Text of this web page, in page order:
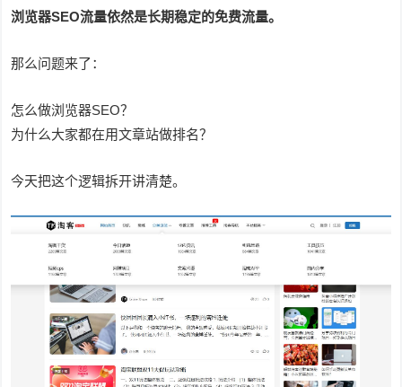
浏览器SEO流量依然是长期稳定的免费流量。
那么问题来了：
怎么做浏览器SEO？
为什么大家都在用文章站做排名？
今天把这个逻辑拆开讲清楚。